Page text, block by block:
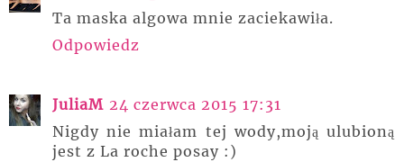
Ta maska algowa mnie zaciekawiła.
Odpowiedz
JuliaM 24 czerwca 2015 17:31
Nigdy nie miałam tej wody,moją ulubioną
jest z La roche posay :)